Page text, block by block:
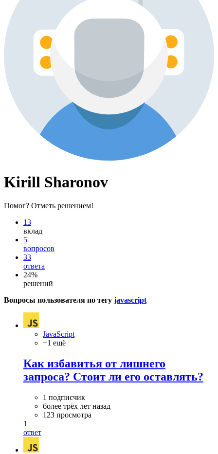
Kirill Sharonov
Помог? Отметь решением!
13
вклад
5
вопросов
33
ответа
24%
решений
Вопросы пользователя по тегу javascript
JavaScript
+1 ещё
Как избавитья от лишнего
запроса? Стоит ли его оставлять?
1 подписчик
более трёх лет назад
123 просмотра
1
ответ